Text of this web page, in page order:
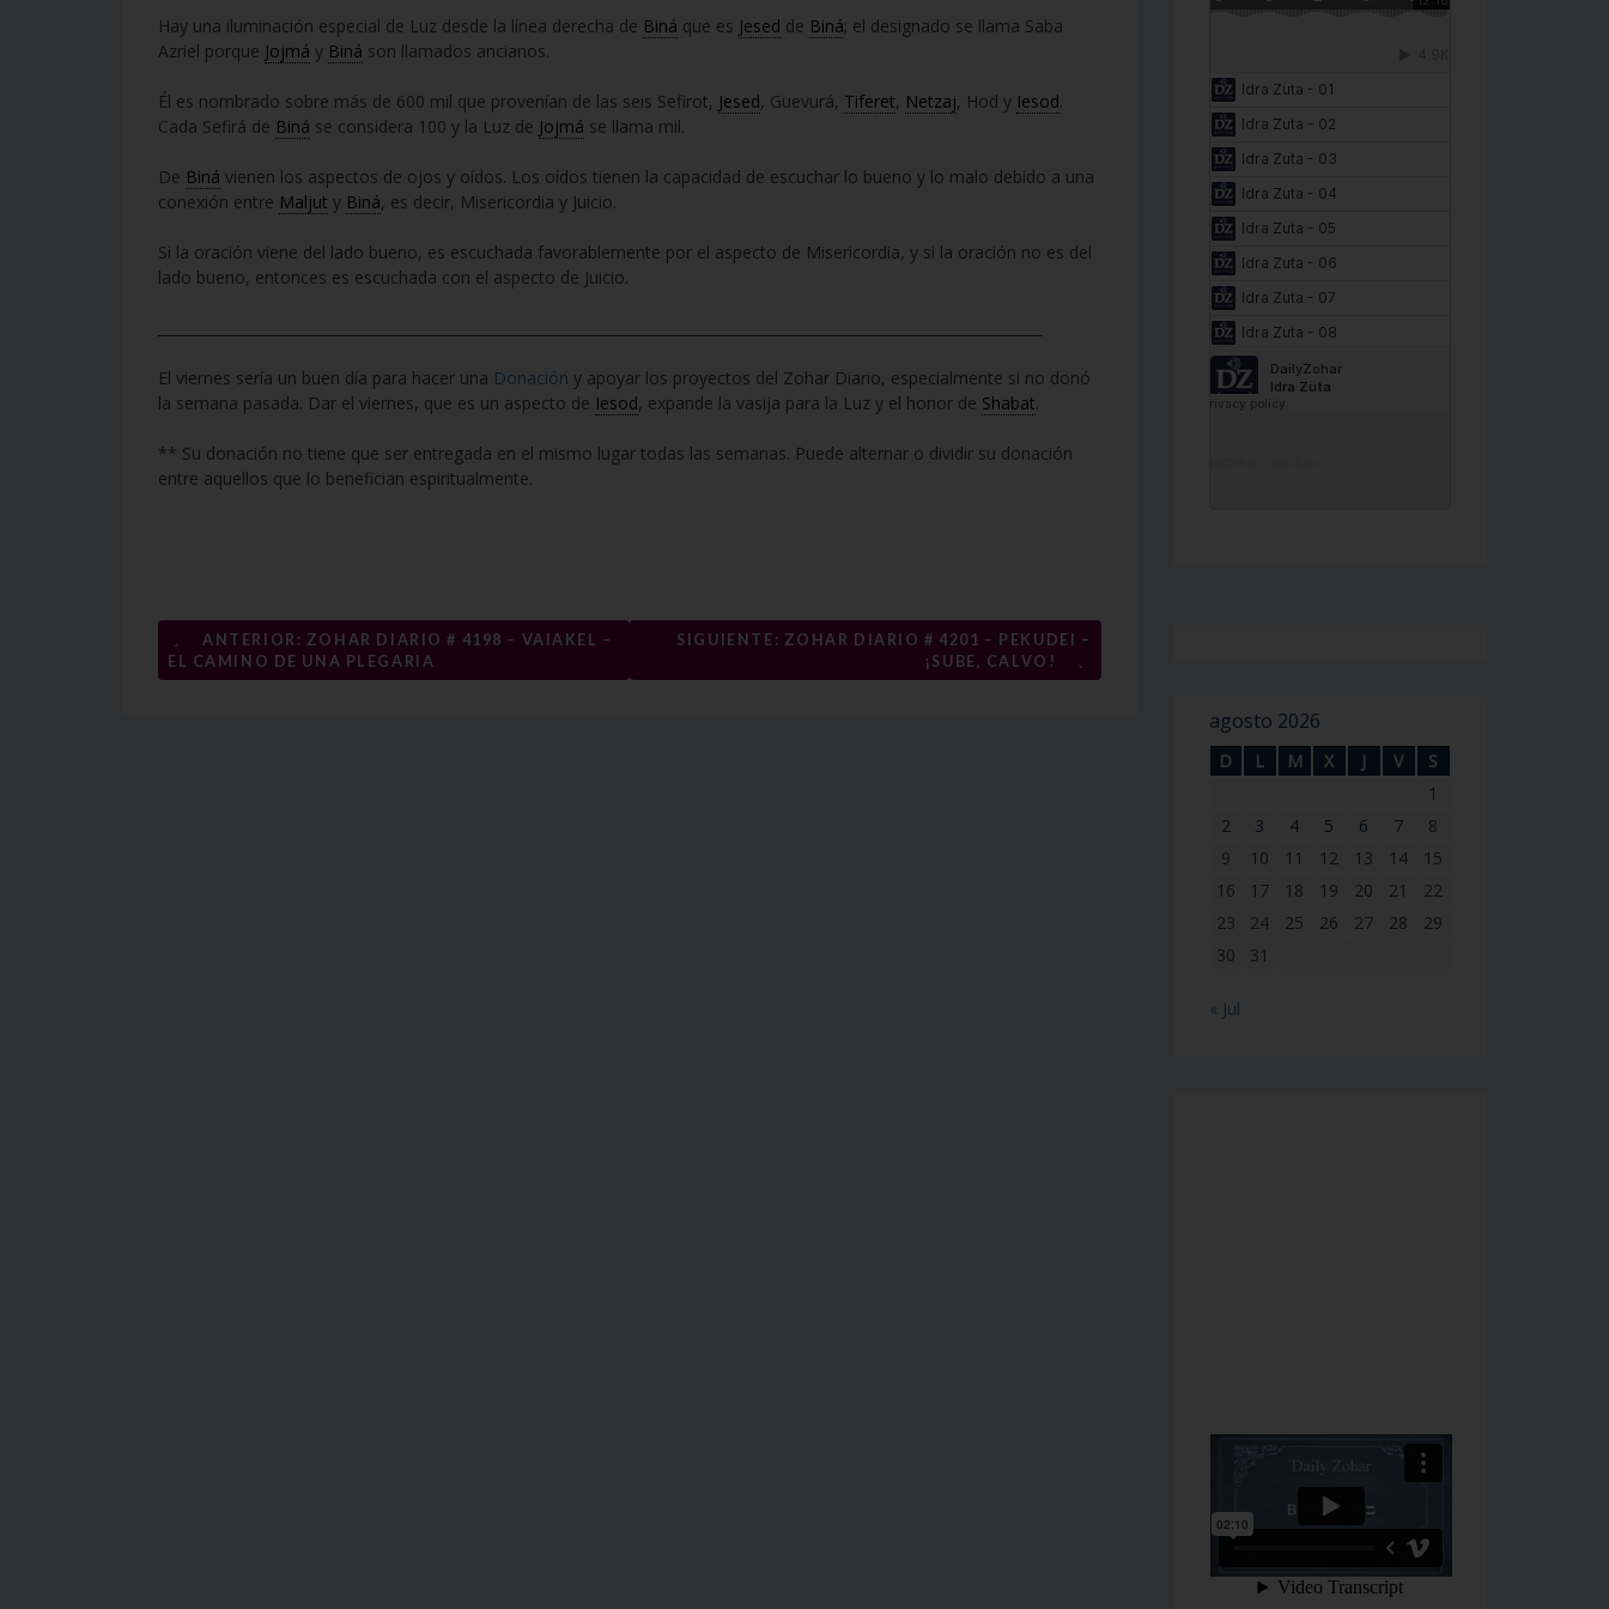
Hay una iluminación especial de Luz desde la línea derecha de Biná que es Jesed de Biná; el designado se llama Saba
Azriel porque Jojmá y Biná son llamados ancianos.
Él es nombrado sobre más de 600 mil que provenían de las seis Sefirot, Jesed, Guevurá, Tiferet, Netzaj, Hod y Iesod.
Cada Sefirá de Biná se considera 100 y la Luz de Jojmá se llama mil.
De Biná vienen los aspectos de ojos y oídos. Los oídos tienen la capacidad de escuchar lo bueno y lo malo debido a una
conexión entre Maljut y Biná, es decir, Misericordia y Juicio.
Si la oración viene del lado bueno, es escuchada favorablemente por el aspecto de Misericordia, y si la oración no es del
lado bueno, entonces es escuchada con el aspecto de Juicio.
El viernes sería un buen día para hacer una Donación y apoyar los proyectos del Zohar Diario, especialmente si no donó
la semana pasada. Dar el viernes, que es un aspecto de Iesod, expande la vasija para la Luz y el honor de Shabat.
** Su donación no tiene que ser entregada en el mismo lugar todas las semanas. Puede alternar o dividir su donación
entre aquellos que lo benefician espiritualmente.
Navegación
de
←
ANTERIOR: ZOHAR DIARIO # 4198 – VAIAKEL –
EL CAMINO DE UNA PLEGARIA
SIGUIENTE: ZOHAR DIARIO # 4201 – PEKUDEI –
¡SUBE, CALVO!
→
agosto 2026
D L M X J V
S
1
2
3 4 5 6 7
8
9
10 11 12 13 14
15
16
17 18 19 20 21
22
23
24 25 26 27 28
29
30
31
« Jul